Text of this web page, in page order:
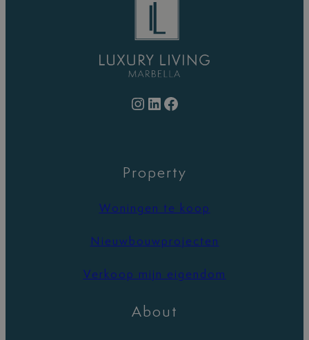
Instagram LinkedIn Facebook
Property
Woningen te koop
Nieuwbouwprojecten
Verkoop mijn eigendom
About